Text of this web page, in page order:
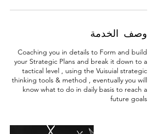
وصف الخدمة
Coaching you in details to Form and build
your Strategic Plans and break it down to a
tactical level , using the Vuisuial strategic
thinking tools & method , eventually you will
know what to do in daily basis to reach a
future goals